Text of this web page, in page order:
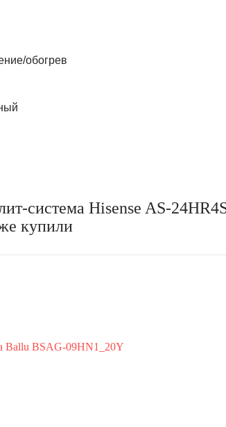
обогрев
система Hisense AS-
купили